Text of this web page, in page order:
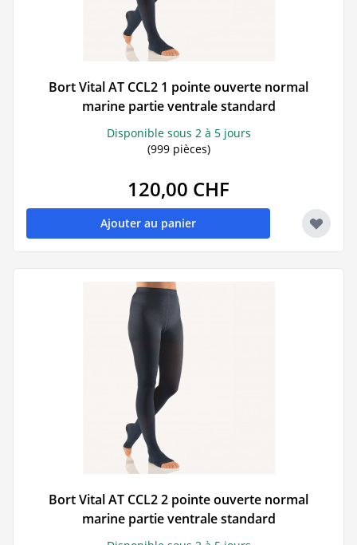
Bort Vital AT CCL2 1 pointe ouverte normal
marine partie ventrale standard
Disponible sous 2 à 5 jours
(999 pièces)
120,00 CHF
Ajouter au panier
Bort Vital AT CCL2 2 pointe ouverte normal
marine partie ventrale standard